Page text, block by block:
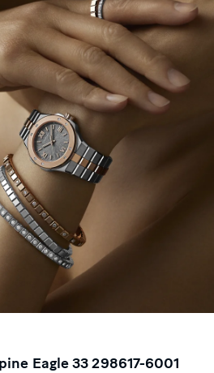
Eagle 33 298617-6001